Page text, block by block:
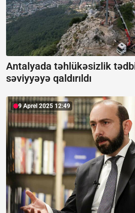
Antalyada təhlükəsizlik
səviyyəyə qaldırıldı
9 Aprel 2025 12:49